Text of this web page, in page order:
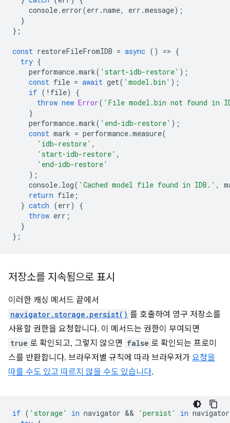
console. error(err .name, err .message);
}
};
const restoreFileFromIDB = async () => {
try {
performance.mark( 'start-idb-restore' );
const file = await get( 'model.bin' );
if ( ! file)
{
throw new Error( 'File model.bin not found in
}
performance.mark( 'end-idb-restore' );
const mark = performance.measure(
'idb-restore' ,
'start-idb-restore' ,
'end-idb-restore'
);
console. log( 'Cached model file found in IDB.' ,
return file ;
} catch (err)
{
throw err ;
}
};
저장소를 지속됨으로 표시
이러한 캐싱 메서드 끝에서
navigator.storage.persist() 를 호출하여 영구 저장소를
사용할 권한을 요청합니다. 이 메서드는 권한이 부여되면
true 로 확인되고, 그렇지 않으면 false 로 확인되는 프로미
스를 반환합니다. 브라우저별 규칙에 따라 브라우저가 요청을
따를 수도 있고 따르지 않을 수도 있습니다.
if ( 'storage' in navigator && 'persist' in navigator